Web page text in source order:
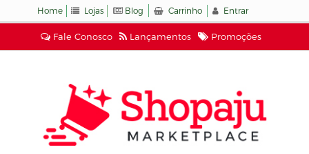
Fale Conosco Lançamentos Promoções
Home Lojas Blog Carrinho Entrar